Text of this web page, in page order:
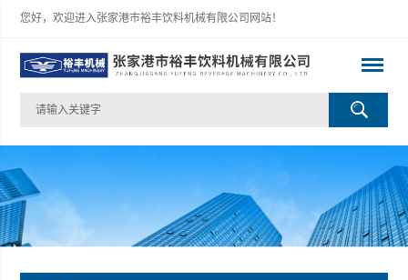
您好，欢迎进入张家港市裕丰饮料机械有限公司网站！